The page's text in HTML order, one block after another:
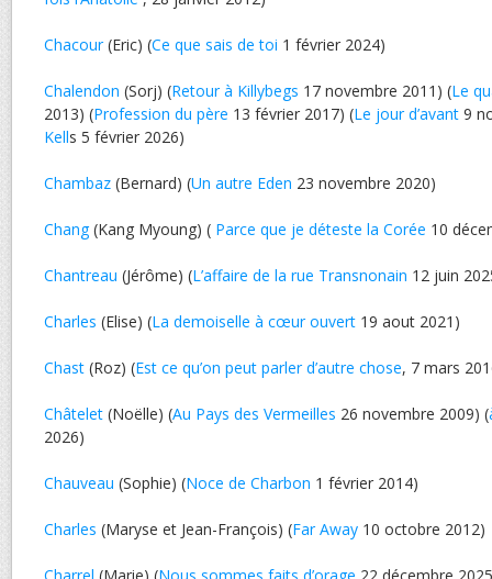
Chacour(Eric) (Ce que sais de toi 1 février 2024)
Chalendon (Sorj) (Retour à Killybegs 17 novembre 2011) (Le
2013) (Profession du père 13 février 2017) (Le jour d’avant 9
Kells 5 février 2026)
Chambaz (Bernard) (Un autre Eden 23 novembre 2020)
Chang(Kang Myoung) ( Parce que je déteste la Corée 10
Chantreau (Jérôme) (L’affaire de la rue Transnonain 12 juin
Charles (Elise) (La demoiselle à cœur ouvert 19 aout 2021)
Chast (Roz) (Est ce qu’on peut parler d’autre chose, 7 mars
Châtelet (Noëlle) (Au Pays des Vermeilles 26 novembre 2009) (
2026)
Chauveau (Sophie) (Noce de Charbon 1 février 2014)
Charles (Maryse et Jean-François) (Far Away 10 octobre 2012)